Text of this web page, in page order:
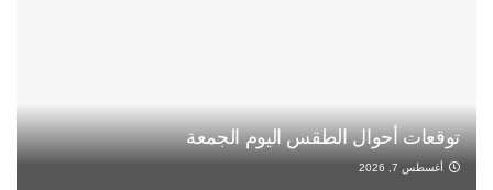
توقعات أحوال الطقس اليوم الجمعة
أغسطس 7, 2026